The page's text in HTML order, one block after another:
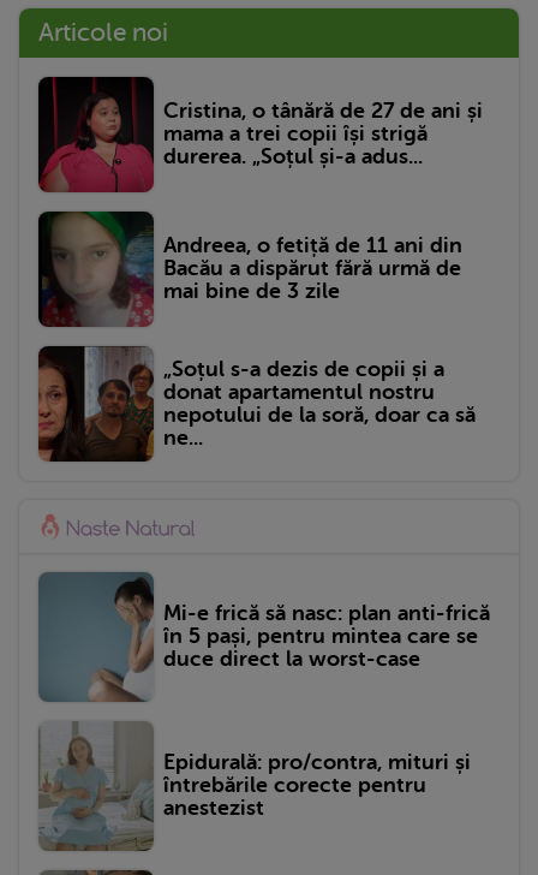
Articole noi
Cristina, o tânără de 27 de ani și
mama a trei copii își strigă
durerea. „Soțul și-a adus...
Andreea, o fetiță de 11 ani din
Bacău a dispărut fără urmă de
mai bine de 3 zile
„Soțul s-a dezis de copii și a
donat apartamentul nostru
nepotului de la soră, doar ca să
ne...
Mi-e frică să nasc: plan anti-frică
în 5 pași, pentru mintea care se
duce direct la worst-case
Epidurală: pro/contra, mituri și
întrebările corecte pentru
anestezist